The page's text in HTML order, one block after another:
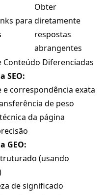
para
Obter
diretamente
respostas
abrangentes
Conteúdo Diferenciadas
SEO:
e correspondência exata
de peso
da página
GEO:
(usando
de significado